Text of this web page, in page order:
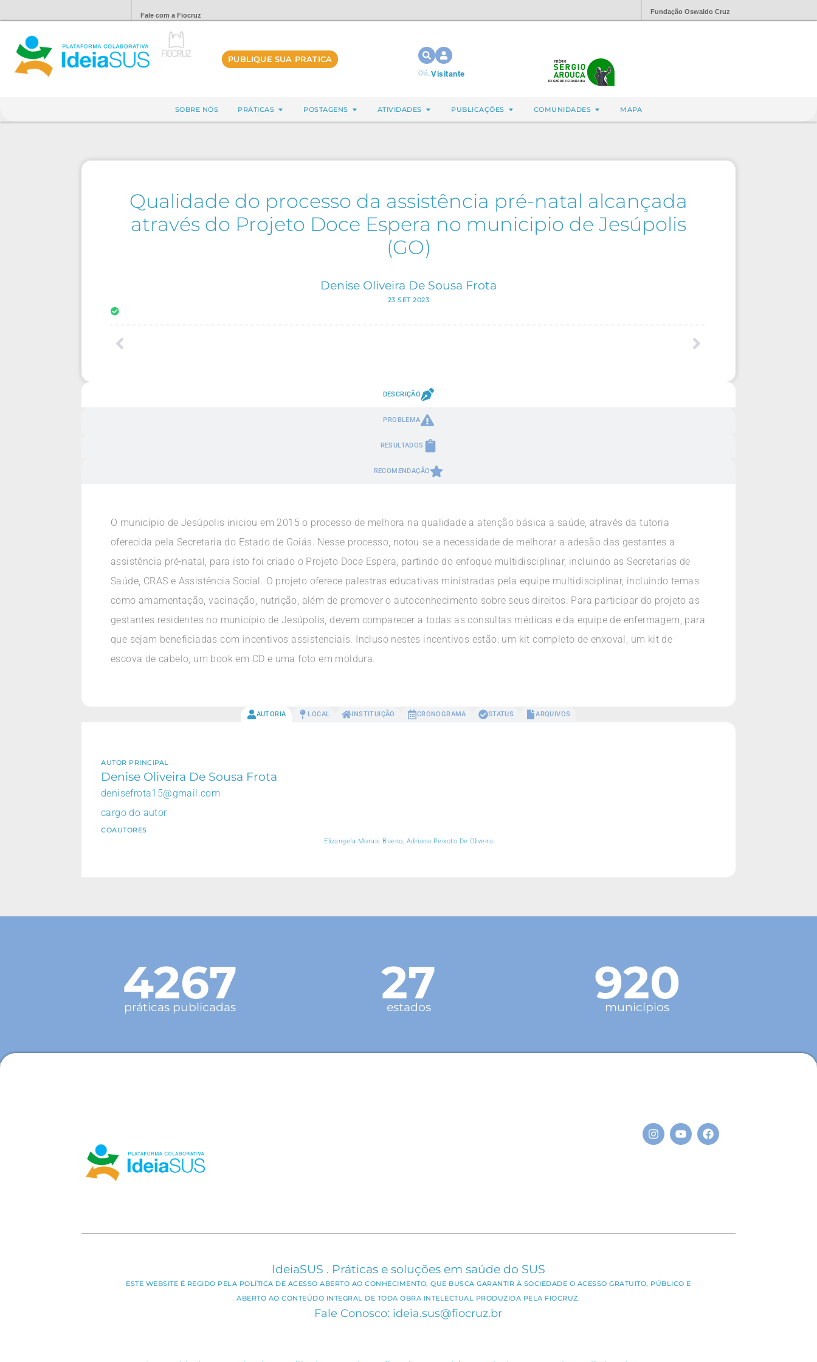
Fale com a Fiocruz Fundação Oswaldo Cruz
PUBLIQUE SUA PRATICA
Olá,Visitante
SOBRE NÓS PRÁTICAS POSTAGENS ATIVIDADES PUBLICAÇÕES COMUNIDADES MAPA
Qualidade do processo da assistência pré-natal alcançada
através do Projeto Doce Espera no municipio de Jesúpolis
(GO)
Denise Oliveira De Sousa Frota
23 SET 2023
DESCRIÇÃO
PROBLEMA
RESULTADOS
RECOMENDAÇÃO
O município de Jesúpolis iniciou em 2015 o processo de melhora na qualidade a atenção básica a saúde, através da tutoria
oferecida pela Secretaria do Estado de Goiás. Nesse processo, notou-se a necessidade de melhorar a adesão das gestantes a
assistência pré-natal, para isto foi criado o Projeto Doce Espera, partindo do enfoque multidisciplinar, incluindo as Secretarias de
Saúde, CRAS e Assistência Social. O projeto oferece palestras educativas ministradas pela equipe multidisciplinar, incluindo temas
como amamentação, vacinação, nutrição, além de promover o autoconhecimento sobre seus direitos. Para participar do projeto as
gestantes residentes no município de Jesúpolis, devem comparecer a todas as consultas médicas e da equipe de enfermagem, para
que sejam beneficiadas com incentivos assistenciais. Incluso nestes incentivos estão: um kit completo de enxoval, um kit de
escova de cabelo, um book em CD e uma foto em moldura.
AUTORIA LOCAL INSTITUIÇÃO CRONOGRAMA STATUS ARQUIVOS
AUTOR PRINCIPAL
Denise Oliveira De Sousa Frota
denisefrota15@gmail.com
cargo do autor
COAUTORES
Elizangela Morais Bueno, Adriano Peixoto De Oliveira
4267
práticas publicadas 27
estados 920
municípios
IdeiaSUS . Práticas e soluções em saúde do SUS
ESTE WEBSITE É REGIDO PELA POLÍTICA DE ACESSO ABERTO AO CONHECIMENTO, QUE BUSCA GARANTIR À SOCIEDADE O ACESSO GRATUITO, PÚBLICO E
ABERTO AO CONTEÚDO INTEGRAL DE TODA OBRA INTELECTUAL PRODUZIDA PELA FIOCRUZ.
Fale Conosco: ideia.sus@fiocruz.br